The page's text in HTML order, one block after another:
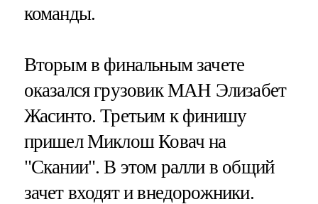
команды.
Вторым в финальным зачете
оказался грузовик МАН Элизабет
Жасинто. Третьим к финишу
пришел Миклош Ковач на
"Скании". В этом ралли в общий
зачет входят и внедорожники.